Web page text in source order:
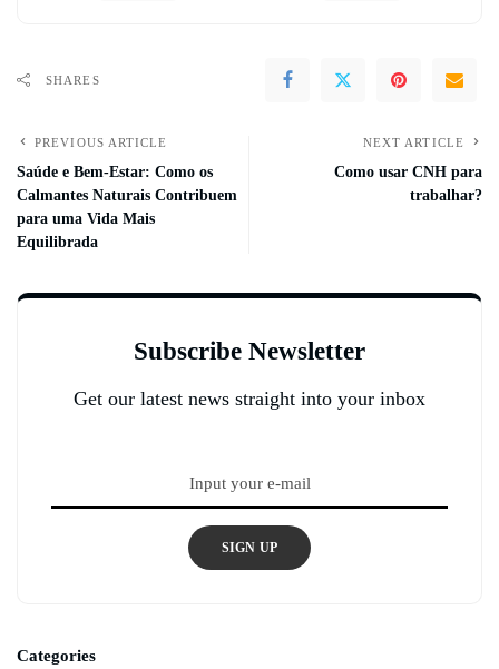
SHARES
PREVIOUS ARTICLE
Saúde e Bem-Estar: Como os
Calmantes Naturais Contribuem
para uma Vida Mais
Equilibrada
NEXT ARTICLE
Como usar CNH para
trabalhar?
Subscribe Newsletter
Get our latest news straight into your inbox
SIGN UP
Categories